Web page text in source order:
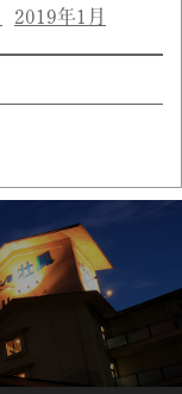
2019年1月